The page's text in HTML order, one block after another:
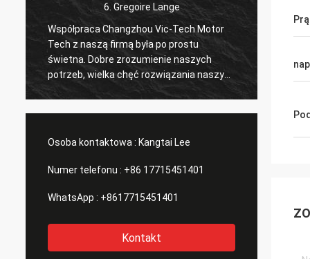
6. Gregoire Lange
Współpraca Changzhou Vic-Tech Motor
Tech z naszą firmą była po prostu
świetna. Dobre zrozumienie naszych
potrzeb, wielka chęć rozwiązania naszych
problemów. Polecam !
Osoba kontaktowa : Kangtai Lee
Numer telefonu : +86 17715451401
WhatsApp : +8617715451401
Kontakt